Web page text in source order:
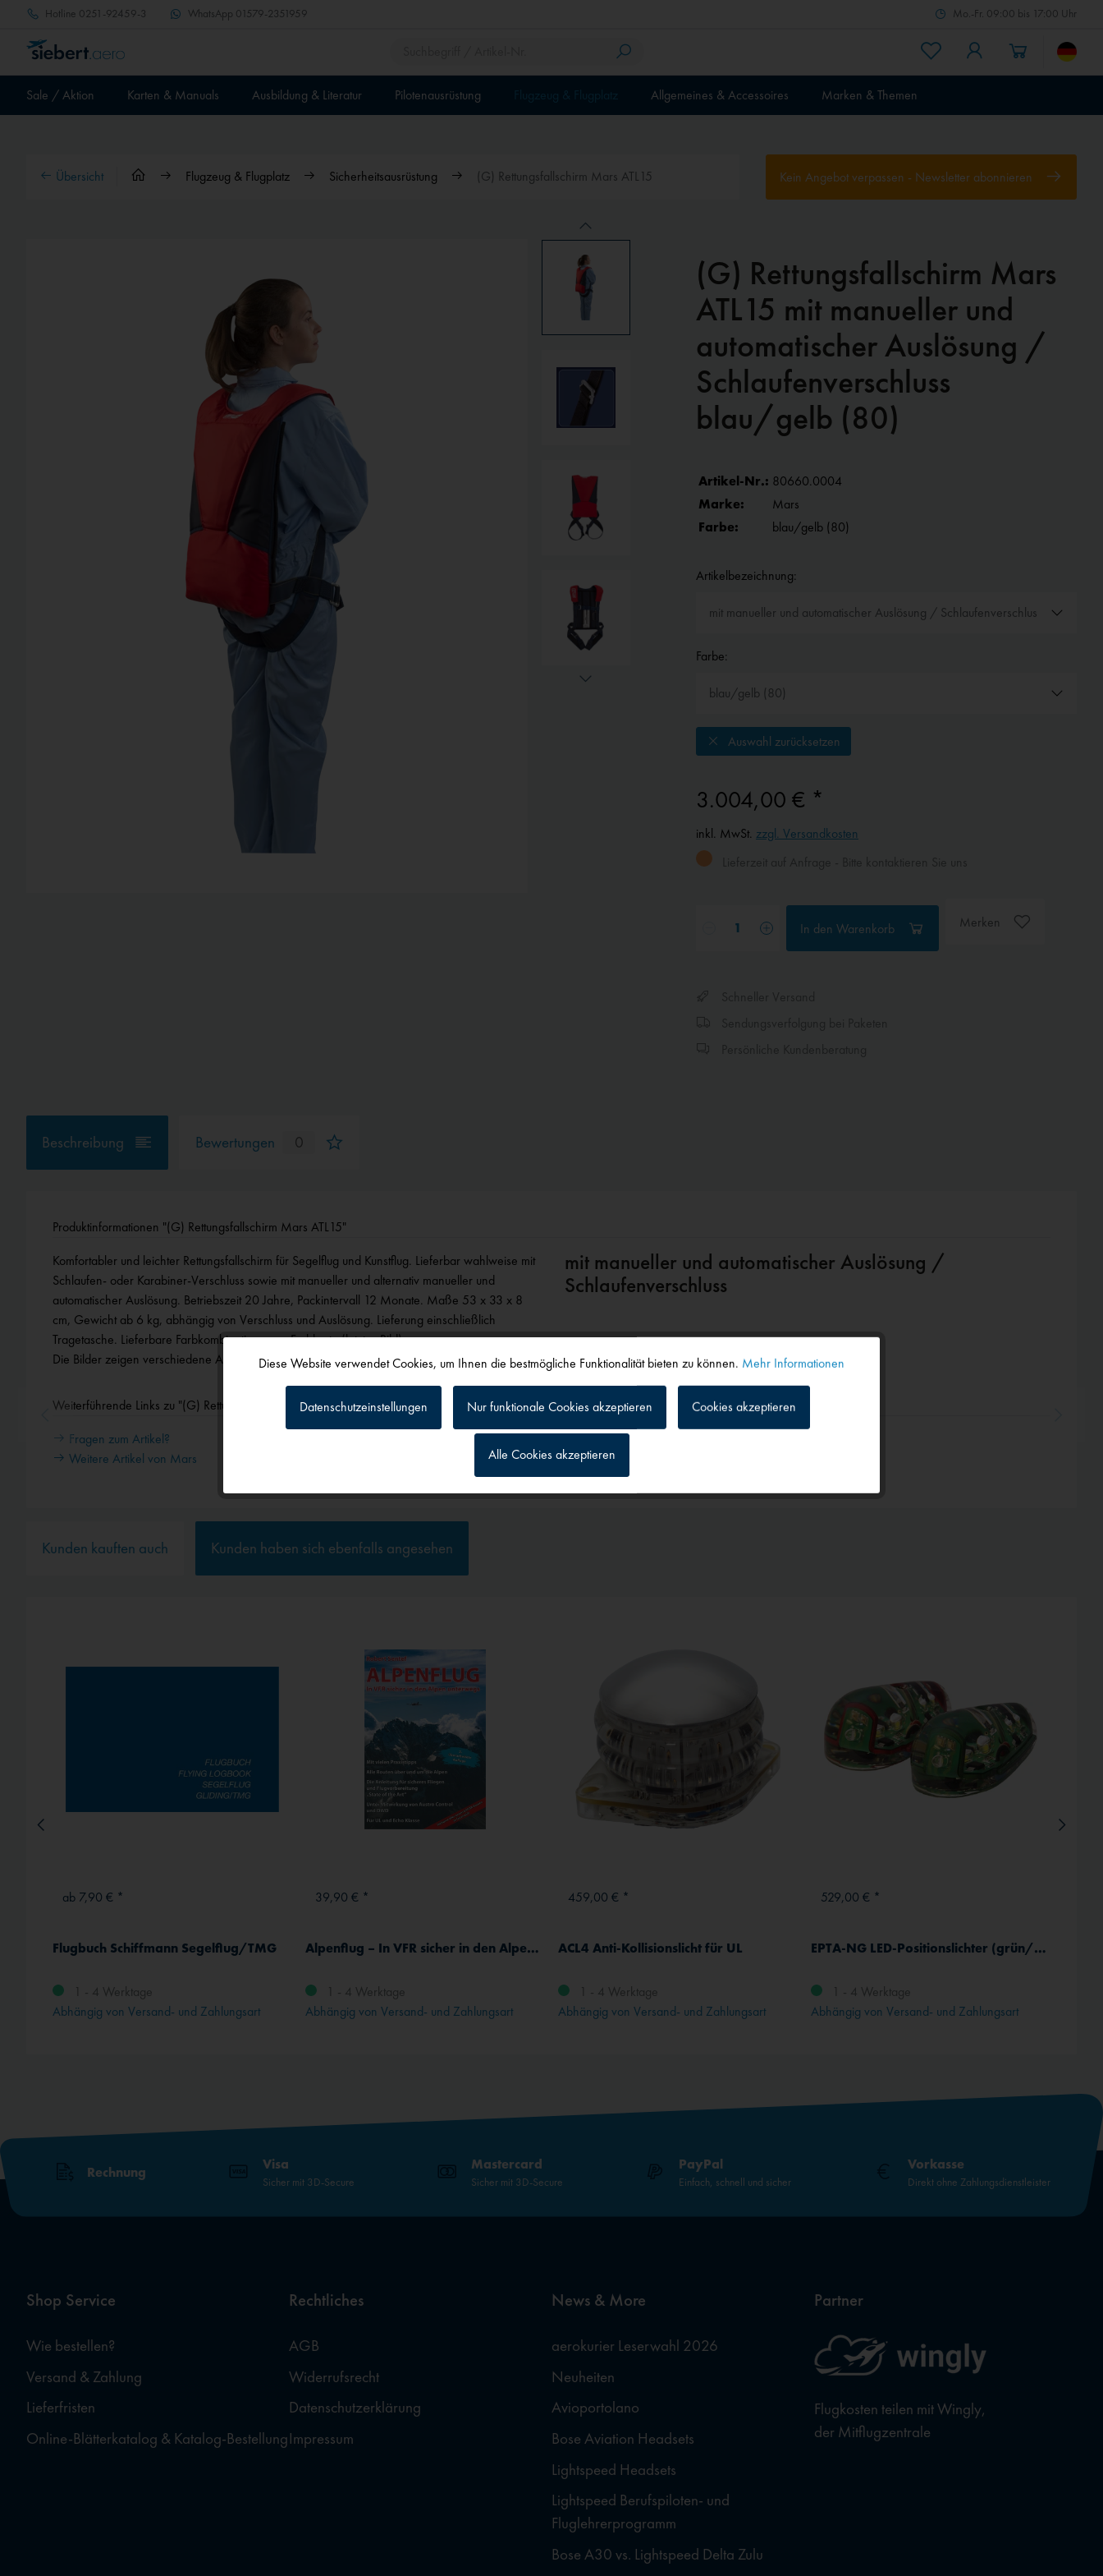
Hotline 0251-92459-3 WhatsApp 01579-2351959 Mo.-Fr. 09:00 bis 17:00 Uhr
Sale / Aktion Karten & Manuals Ausbildung & Literatur Pilotenausrüstung Allgemeines & Accessoires Marken & Themen
Übersicht Flugzeug & Flugplatz Sicherheitsausrüstung (G) Rettungsfallschirm Mars ATL15 Kein Angebot verpassen - Newsletter abonnieren
(G) Rettungsfallschirm Mars
ATL15 mit manueller und
automatischer Auslösung /
Schlaufenverschluss
blau/gelb (80)
Artikel-Nr.: 80660.0004
Marke:
Mars
Farbe:
blau/gelb (80)
Artikelbezeichnung:
Farbe:
Auswahl zurücksetzen
3.004,00 € *
inkl. MwSt. zzgl. Versandkosten
In den Warenkorb Merken
Beschreibung Bewertungen 0
Produktinformationen "(G) Rettungsfallschirm Mars ATL15"
Komfortabler und leichter Rettungsfallschirm für Segelflug und Kunstflug. Lieferbar wahlweise mit
Schlaufen- oder Karabiner-Verschluss sowie mit manueller und alternativ manueller und
automatischer Auslösung. Betriebszeit 20 Jahre, Packintervall 12 Monate. Maße 53 x 33 x 8
cm, Gewicht ab 6 kg, abhängig von Verschluss und Auslösung. Lieferung einschließlich
Tragetasche. Lieferbare Farbkombinationen, s. Farbkarte (letztes Bild).
Die Bilder zeigen verschiedene Ausführungen mit Schlaufen- oder Karabiner-Verschluss.
mit manueller und automatischer Auslösung /
Schlaufenverschluss
Weiterführende Links zu "(G) Rettungsfallschirm Mars ATL15"
Fragen zum Artikel?
Weitere Artikel von Mars
Kunden kauften auch Kunden haben sich ebenfalls angesehen
ab 7,90 € *
Flugbuch Schiffmann Segelflug/TMG
1 - 4 Werktage
Abhängig von Versand- und Zahlungsart
39,90 € *
Alpenflug – In VFR sicher in den Alpen unterwegs
1 - 4 Werktage
Abhängig von Versand- und Zahlungsart
459,00 € *
ACL4 Anti-Kollisionslicht für UL
1 - 4 Werktage
Abhängig von Versand- und Zahlungsart
529,00 € *
EPTA-NG LED-Positionslichter (grün/rot/weiß) und ACL für UL
1 - 4 Werktage
Abhängig von Versand- und Zahlungsart
Rechnung Visa
Sicher mit 3D-Secure
Mastercard
Sicher mit 3D-Secure
PayPal
Einfach, schnell und sicher
Vorkasse
Direkt ohne Zahlungsdienstleister
Shop Service
Wie bestellen?
Versand & Zahlung
Lieferfristen
Online-Blätterkatalog & Katalog-Bestellung
Rechtliches
AGB
Widerrufsrecht
Datenschutzerklärung
Impressum
News & More
aerokurier Leserwahl 2026
Neuheiten
Avioportolano
Bose Aviation Headsets
Lightspeed Headsets
Lightspeed Berufspiloten- und
Fluglehrerprogramm
Bose A30 vs. Lightspeed Delta Zulu
Partner
Flugkosten teilen mit Wingly,
der Mitflugzentrale
Tracking Inaktiv
Diese Website verwendet Cookies, um Ihnen die bestmögliche Funktionalität bieten zu können. Mehr Informationen
Datenschutzeinstellungen Nur funktionale Cookies akzeptieren Cookies akzeptieren
Alle Cookies akzeptieren